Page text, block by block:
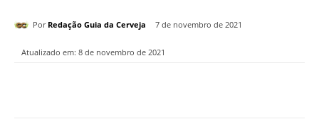
Por Redação Guia da Cerveja 7 de novembro de 2021
Atualizado em: 8 de novembro de 2021